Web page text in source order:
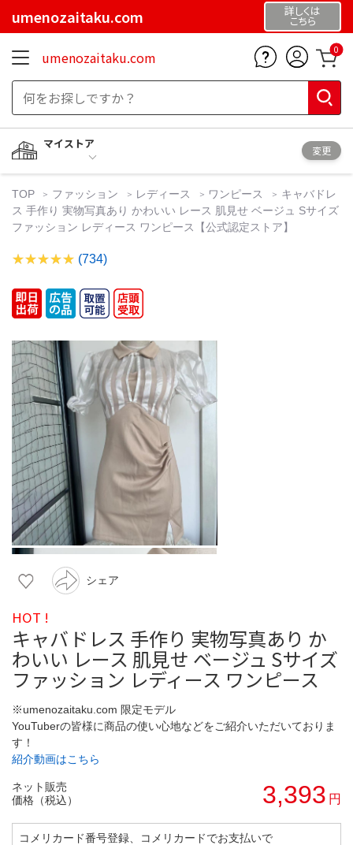
umenozaitaku.com 詳しくは
こちら
umenozaitaku.com 0
マイストア
変更
TOP ファッション レディース ワンピース
キャバドレ
ス 手作り 実物写真あり かわいい レース 肌見せ ベージュ Sサイズ
ファッション レディース ワンピース【公式認定ストア】
(734)
シェア
HOT !
キャバドレス 手作り 実物写真あり か
わいい レース 肌見せ ベージュ Sサイズ
ファッション レディース ワンピース
※umenozaitaku.com 限定モデル
YouTuberの皆様に商品の使い心地などをご紹介いただいておりま
す！
紹介動画はこちら
ネット販売
価格（税込）
3,393 円
コメリカード番号登録、コメリカードでお支払いで